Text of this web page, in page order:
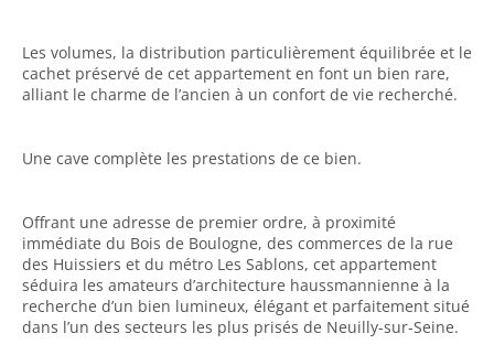
Les volumes, la distribution particulièrement équilibrée et le
cachet préservé de cet appartement en font un bien rare,
alliant le charme de l’ancien à un confort de vie recherché.
Une cave complète les prestations de ce bien.
Offrant une adresse de premier ordre, à proximité
immédiate du Bois de Boulogne, des commerces de la rue
des Huissiers et du métro Les Sablons, cet appartement
séduira les amateurs d’architecture haussmannienne à la
recherche d’un bien lumineux, élégant et parfaitement situé
dans l’un des secteurs les plus prisés de Neuilly-sur-Seine.